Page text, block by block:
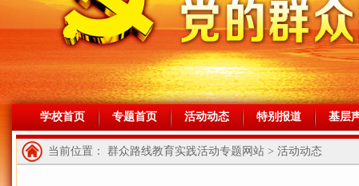
学校首页 专题首页 活动动态 特别报道 基层
当前位置： 群众路线教育实践活动专题网站 > 活动动态